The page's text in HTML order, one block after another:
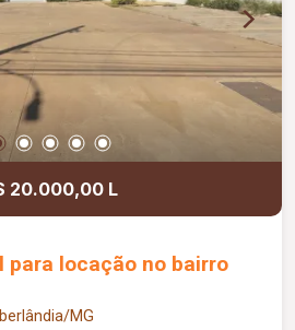
20.000,00 L
para locação no bairro
MG